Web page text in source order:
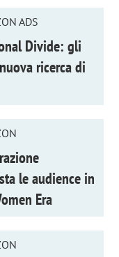
ADS
Divide: gli
ricerca di
le audience in
Era